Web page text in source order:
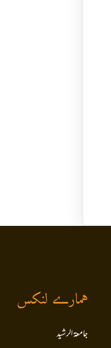
ہمارے لنکس
جامعۃ الرشید